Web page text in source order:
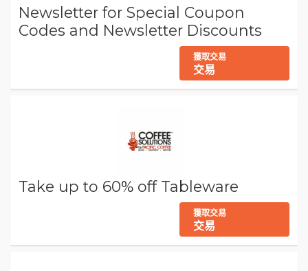
Newsletter for Special Coupon
Codes and Newsletter Discounts
獲取交易
交易
Take up to 60% off Tableware
獲取交易
交易